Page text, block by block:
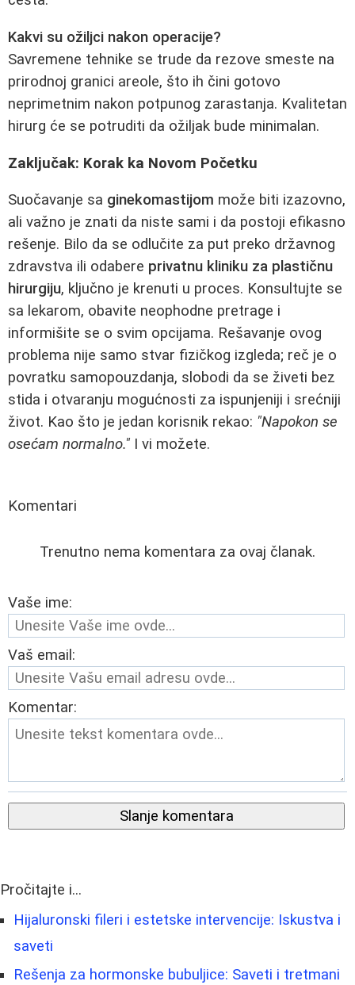
Kakvi su ožiljci nakon operacije?
Savremene tehnike se trude da rezove smeste na
prirodnoj granici areole, što ih čini gotovo
neprimetnim nakon potpunog zarastanja. Kvalitetan
hirurg će se potruditi da ožiljak bude minimalan.
Zaključak: Korak ka Novom Početku
Suočavanje sa ginekomastijom može biti izazovno,
ali važno je znati da niste sami i da postoji efikasno
rešenje. Bilo da se odlučite za put preko državnog
zdravstva ili odabere privatnu kliniku za plastičnu
hirurgiju, ključno je krenuti u proces. Konsultujte se
sa lekarom, obavite neophodne pretrage i
informišite se o svim opcijama. Rešavanje ovog
problema nije samo stvar fizičkog izgleda; reč je o
povratku samopouzdanja, slobodi da se živeti bez
stida i otvaranju mogućnosti za ispunjeniji i srećniji
život. Kao što je jedan korisnik rekao: "Napokon se
osećam normalno." I vi možete.
Komentari
Trenutno nema komentara za ovaj članak.
Vaše ime:
Vaš email:
Komentar:
Slanje komentara
Pročitajte i...
Hijaluronski fileri i estetske intervencije: Iskustva i
saveti
Rešenja za hormonske bubuljice: Saveti i tretmani